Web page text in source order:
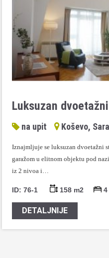
Luksuzan
na upit Koševo,
Iznajmljuje se luksuzan dvoetažni
garažom u elitnom objektu pod
iz 2 nivoa i…
ID: 76-1 158 m2 4
DETALJNIJE